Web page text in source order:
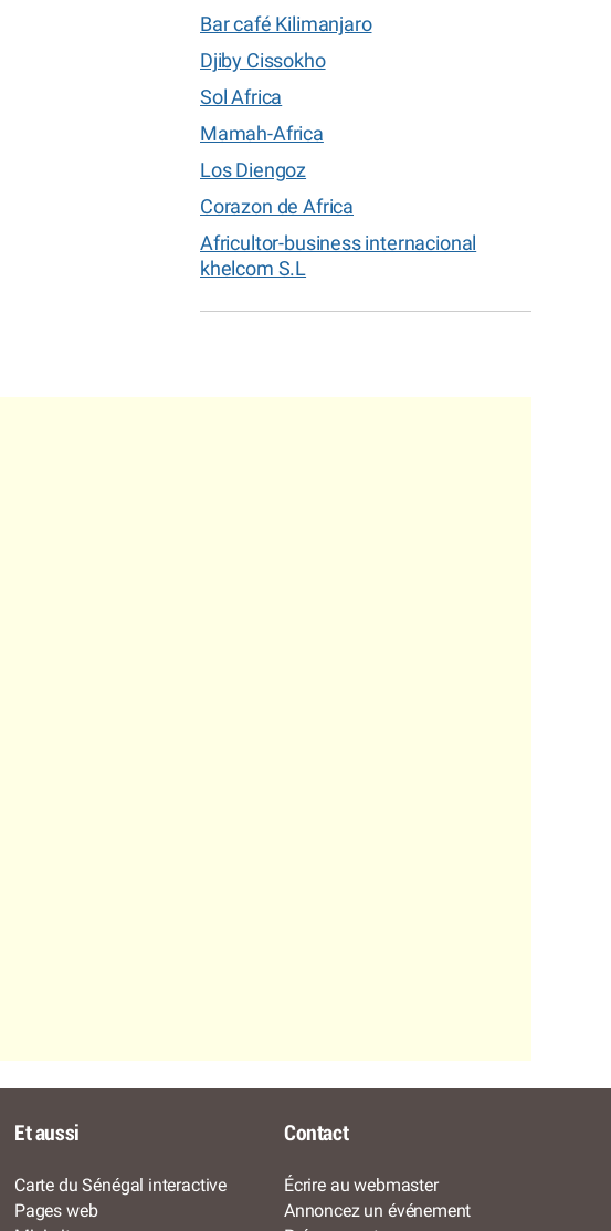
Bar café Kilimanjaro
Djiby Cissokho
Sol Africa
Mamah-Africa
Los Diengoz
Corazon de Africa
Africultor-business internacional
khelcom S.L
Et aussi
Carte du Sénégal interactive
Pages web
Contact
Écrire au webmaster
Annoncez un événement